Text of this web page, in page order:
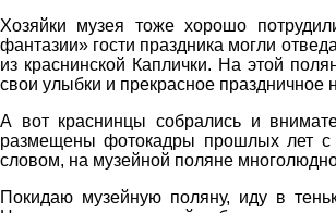
Хозяйки музея тоже хорошо
фантазии» гости праздника могли
из краснинской Каплички. На этой
свои улыбки и прекрасное праздничное
А вот краснинцы собрались и
размещены фотокадры прошлых лет с
словом, на музейной поляне
Покидаю музейную поляну, иду в